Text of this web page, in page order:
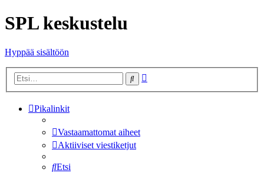
SPL keskustelu
Hyppää sisältöön
Etsi
Pikalinkit
Vastaamattomat aiheet
Aktiiviset viestiketjut
Etsi